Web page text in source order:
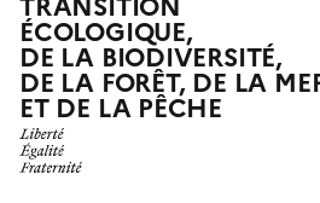
ÉCOLOGIQUE,
DE LA BIODIVERSITÉ,
DE LA FORÊT, DE LA
ET DE LA PÊCHE